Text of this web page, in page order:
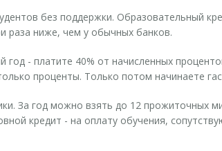
без поддержки. Образовательный
раза ниже, чем у обычных банков.
- платите 40% от начисленных
проценты. Только потом начинаете
За год можно взять до 12 прожиточных
кредит - на оплату обучения,